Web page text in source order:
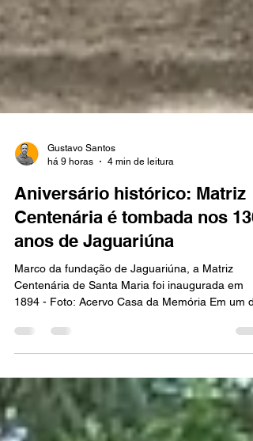
há 9 horas
4 min de leitura
Aniversário histórico: Matriz
Centenária é tombada nos 130
anos de Jaguariúna
Marco da fundação de Jaguariúna, a Matriz
1894 - Foto: Acervo Casa da Memória Em um
tombada no aniversário oficial de 130 anos do
município, celebrado na última quarta-feira, 5 de
agosto. A decisão unânime do Conselho de
Defesa do Patrimônio Histórico, Artístico,